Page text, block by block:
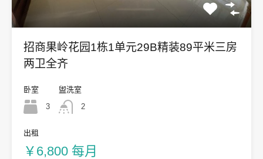
招商果岭花园1栋1单元29B精装89平米三房
两卫全齐
卧室
3
盥洗室
2
出租
￥6,800 每月